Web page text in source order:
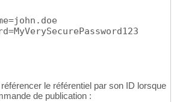
le référentiel par son ID lorsque
de publication :